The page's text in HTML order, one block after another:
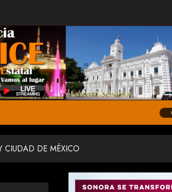
CIUDAD DE MÉXICO